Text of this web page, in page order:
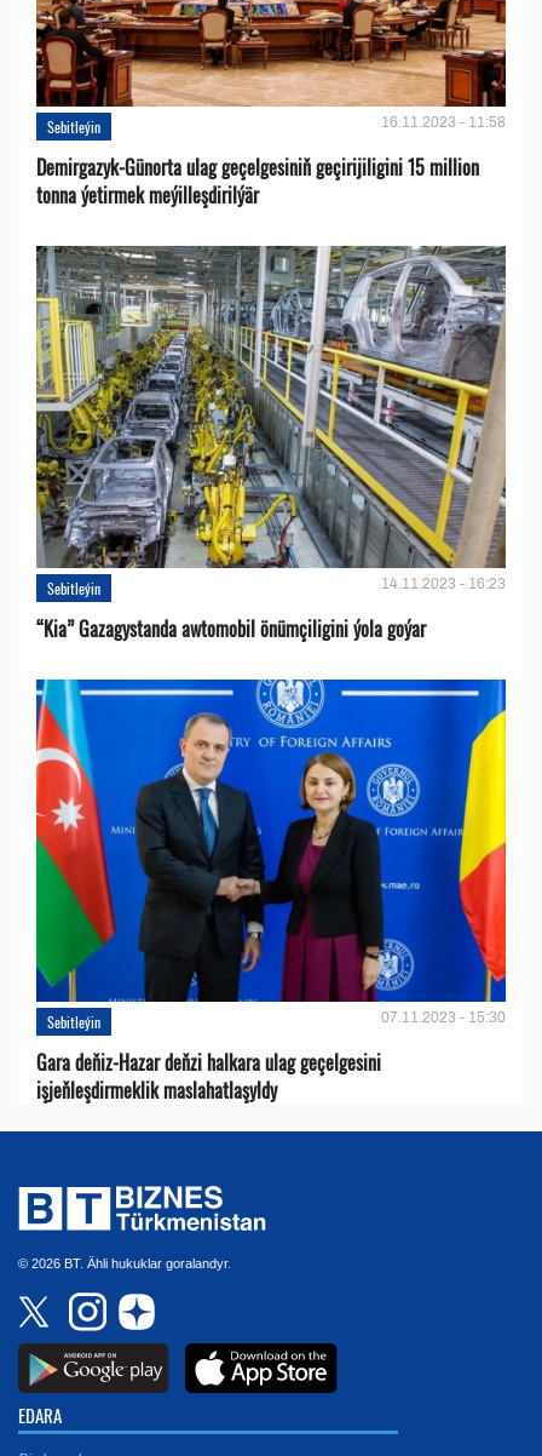
Sebitleýin 16.11.2023 - 11:58
Demirgazyk-Günorta ulag geçelgesiniň geçirijiligini 15 million
tonna ýetirmek meýilleşdirilýär
Sebitleýin 14.11.2023 - 16:23
“Kia” Gazagystanda awtomobil önümçiligini ýola goýar
Sebitleýin 07.11.2023 - 15:30
Gara deňiz-Hazar deňzi halkara ulag geçelgesini
işjeňleşdirmeklik maslahatlaşyldy
© 2026 BT. Ähli hukuklar goralandyr.
EDARA